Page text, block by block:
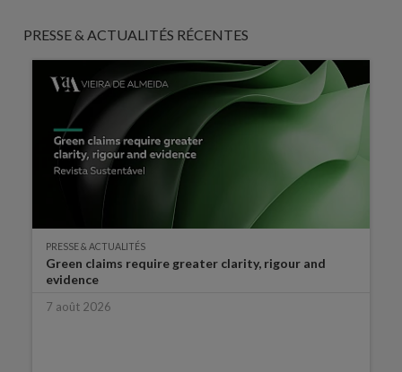
PRESSE & ACTUALITÉS RÉCENTES
PRESSE & ACTUALITÉS
Green claims require greater clarity, rigour and
evidence
7 août 2026